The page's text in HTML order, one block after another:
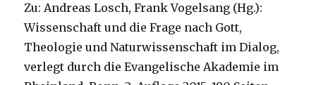
Zu: Andreas Losch, Frank Vogelsang (Hg.):
Wissenschaft und die Frage nach Gott,
Theologie und Naturwissenschaft im Dialog,
verlegt durch die Evangelische Akademie im